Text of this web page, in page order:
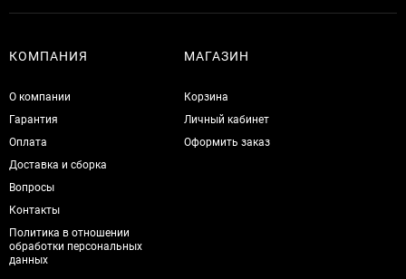
КОМПАНИЯ
О компании
Гарантия
Оплата
Доставка и сборка
Вопросы
Контакты
Политика в отношении
обработки персональных
данных
МАГАЗИН
Корзина
Личный кабинет
Оформить заказ